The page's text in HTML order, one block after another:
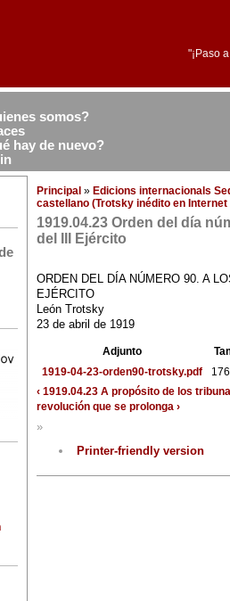
"¡Paso
somos?
hay de nuevo?
Principal » Edicions internacionals
castellano (Trotsky inédito en
1919.04.23 Orden del día
del III Ejército
ORDEN DEL DÍA NÚMERO 90. A
EJÉRCITO
León Trotsky
23 de abril de 1919
Adjunto
1919-04-23-orden90-trotsky.pdf
‹ 1919.04.23 A propósito de los
revolución que se prolonga ›
»
Printer-friendly version